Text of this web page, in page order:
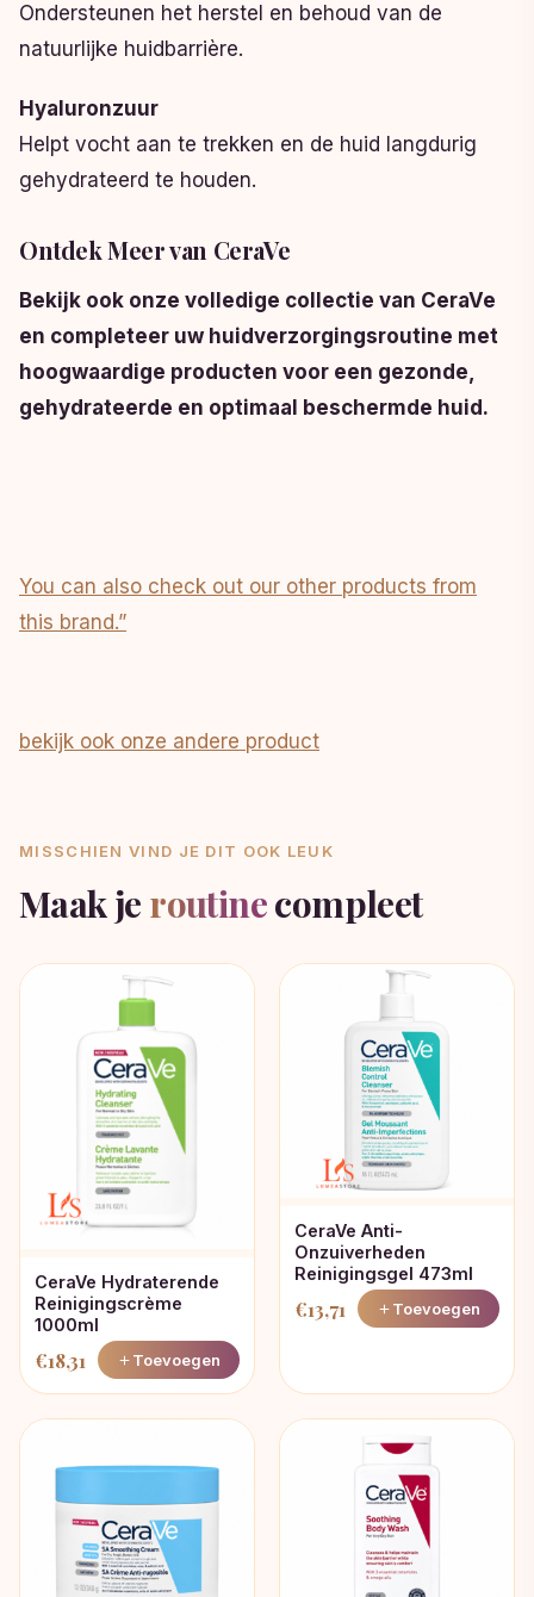
Ondersteunen het herstel en behoud van de
natuurlijke huidbarrière.
Hyaluronzuur
Helpt vocht aan te trekken en de huid langdurig
gehydrateerd te houden.
Ontdek Meer van CeraVe
Bekijk ook onze volledige collectie van CeraVe
en completeer uw huidverzorgingsroutine met
hoogwaardige producten voor een gezonde,
gehydrateerde en optimaal beschermde huid.
You can also check out our other products from
this brand.”
bekijk ook onze andere product
MISSCHIEN VIND JE DIT OOK LEUK
Maak je routinecompleet
CeraVe Hydraterende
Reinigingscrème
1000ml
€18,31 Toevoegen
CeraVe Anti-
Onzuiverheden
Reinigingsgel 473ml
€13,71 Toevoegen